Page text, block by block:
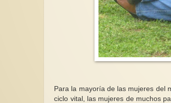
Para la mayoría de las mujeres del
ciclo vital, las mujeres de muchos